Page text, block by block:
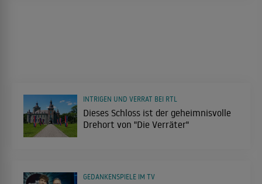
Dieses Schloss ist der geheimnisvolle
Drehort von "Die Verräter"
INTRIGEN UND VERRAT BEI RTL
GEDANKENSPIELE IM TV